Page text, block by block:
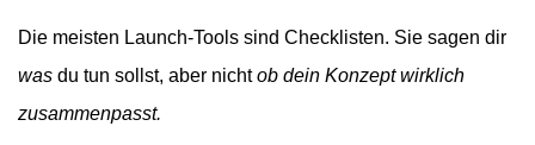
Die meisten Launch-Tools sind Checklisten. Sie sagen dir
was du tun sollst, aber nichtob dein Konzept wirklich
zusammenpasst.